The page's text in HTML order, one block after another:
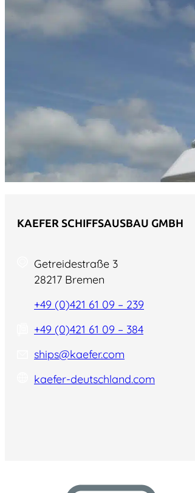
KAEFER SCHIFFSAUSBAU GMBH
Getreidestraße 3
28217 Bremen
+49 (0)421 61 09 – 239
+49 (0)421 61 09 – 384
ships@kaefer.com
kaefer-deutschland.com